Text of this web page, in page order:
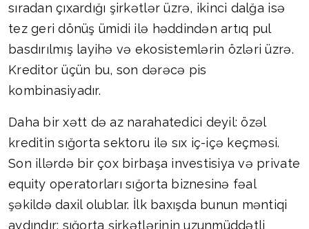
sıradan çıxardığı şirkətlər üzrə, ikinci dalğa isə
tez geri dönüş ümidi ilə həddindən artıq pul
basdırılmış layihə və ekosistemlərin özləri üzrə.
Kreditor üçün bu, son dərəcə pis
kombinasiyadır.
Daha bir xətt də az narahatedici deyil: özəl
kreditin sığorta sektoru ilə sıx iç-içə keçməsi.
Son illərdə bir çox birbaşa investisiya və private
equity operatorları sığorta biznesinə fəal
şəkildə daxil olublar. İlk baxışda bunun məntiqi
aydındır: sığorta şirkətlərinin uzunmüddətli